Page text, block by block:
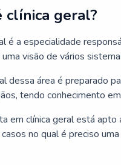
clínica geral?
é a especialidade
visão de vários
dessa área é preparado
tendo conhecimento
em clínica geral está apto
no qual é preciso